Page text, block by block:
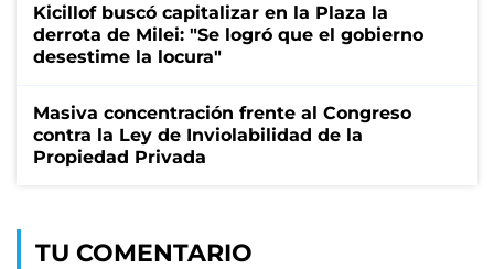
Kicillof buscó capitalizar en la Plaza la
derrota de Milei: "Se logró que el gobierno
desestime la locura"
Masiva concentración frente al Congreso
contra la Ley de Inviolabilidad de la
Propiedad Privada
TU COMENTARIO